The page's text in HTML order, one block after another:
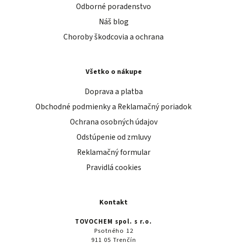
Odborné poradenstvo
Náš blog
Choroby škodcovia a ochrana
Všetko o nákupe
Doprava a platba
Obchodné podmienky a Reklamačný poriadok
Ochrana osobných údajov
Odstúpenie od zmluvy
Reklamačný formular
Pravidlá cookies
Kontakt
TOVOCHEM spol. s r.o.
Psotného 12
911 05 Trenčín